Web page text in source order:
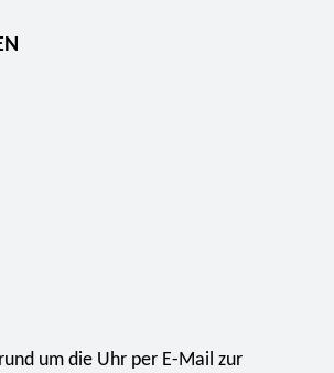
um die Uhr per E-Mail zur